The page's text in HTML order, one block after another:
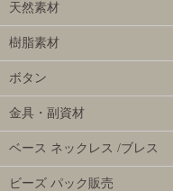
天然素材
樹脂素材
ボタン
金具・副資材
ベース ネックレス /ブレス
ビーズ パック販売